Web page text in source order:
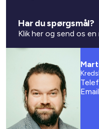
Har du spørgsmål?
Klik her og send os en
Email